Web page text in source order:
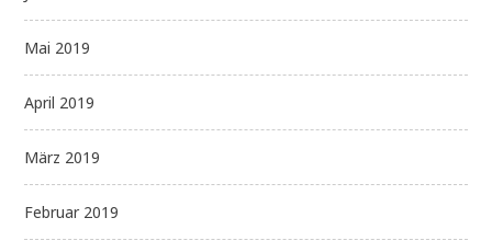
Mai 2019
April 2019
März 2019
Februar 2019